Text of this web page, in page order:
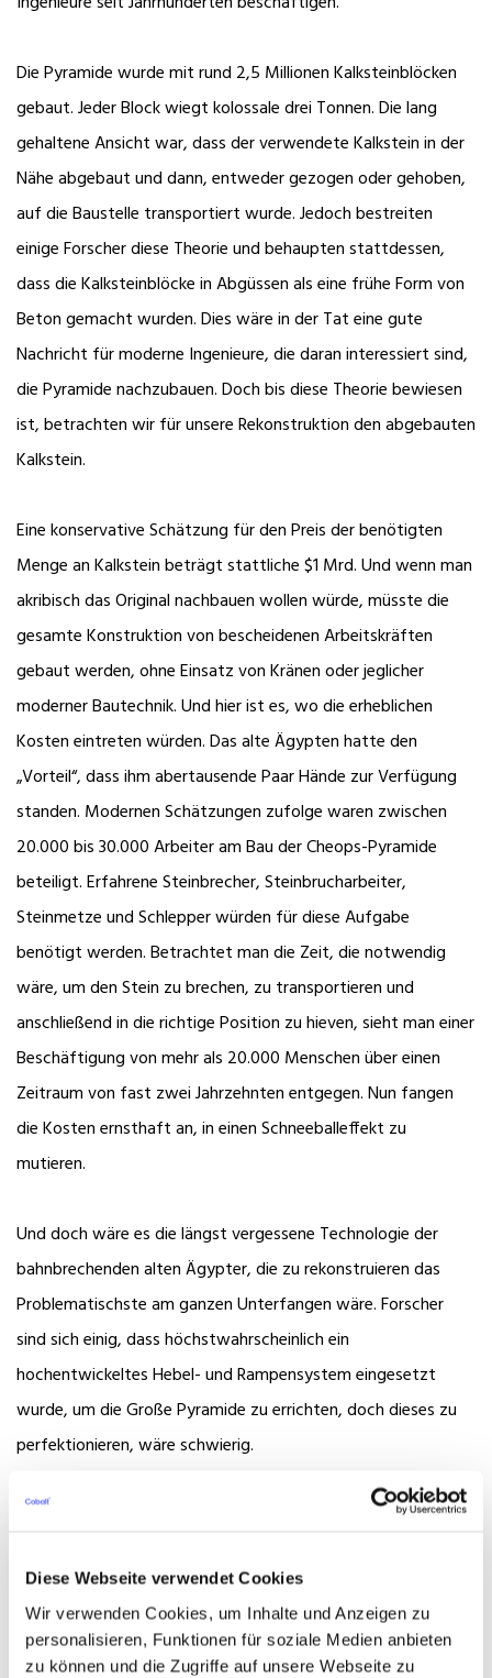
Diese Webseite verwendet Cookies
Wir verwenden Cookies, um Inhalte und Anzeigen zu
personalisieren, Funktionen für soziale Medien anbieten
zu können und die Zugriffe auf unsere Webseite zu
Die Pyramide wurde mit rund 2,5 Millionen Kalksteinblöcken
gebaut. Jeder Block wiegt kolossale drei Tonnen. Die lang
gehaltene Ansicht war, dass der verwendete Kalkstein in der
Nähe abgebaut und dann, entweder gezogen oder gehoben,
auf die Baustelle transportiert wurde. Jedoch bestreiten
einige Forscher diese Theorie und behaupten stattdessen,
dass die Kalksteinblöcke in Abgüssen als eine frühe Form von
Beton gemacht wurden. Dies wäre in der Tat eine gute
Nachricht für moderne Ingenieure, die daran interessiert sind,
die Pyramide nachzubauen. Doch bis diese Theorie bewiesen
ist, betrachten wir für unsere Rekonstruktion den abgebauten
Kalkstein.
Eine konservative Schätzung für den Preis der benötigten
Menge an Kalkstein beträgt stattliche $1 Mrd. Und wenn man
akribisch das Original nachbauen wollen würde, müsste die
gesamte Konstruktion von bescheidenen Arbeitskräften
gebaut werden, ohne Einsatz von Kränen oder jeglicher
moderner Bautechnik. Und hier ist es, wo die erheblichen
Kosten eintreten würden. Das alte Ägypten hatte den
„Vorteil“, dass ihm abertausende Paar Hände zur Verfügung
standen. Modernen Schätzungen zufolge waren zwischen
20.000 bis 30.000 Arbeiter am Bau der Cheops-Pyramide
beteiligt. Erfahrene Steinbrecher, Steinbrucharbeiter,
Steinmetze und Schlepper würden für diese Aufgabe
benötigt werden. Betrachtet man die Zeit, die notwendig
wäre, um den Stein zu brechen, zu transportieren und
anschließend in die richtige Position zu hieven, sieht man einer
Beschäftigung von mehr als 20.000 Menschen über einen
Zeitraum von fast zwei Jahrzehnten entgegen. Nun fangen
die Kosten ernsthaft an, in einen Schneeballeffekt zu
mutieren.
Und doch wäre es die längst vergessene Technologie der
bahnbrechenden alten Ägypter, die zu rekonstruieren das
Problematischste am ganzen Unterfangen wäre. Forscher
sind sich einig, dass höchstwahrscheinlich ein
hochentwickeltes Hebel- und Rampensystem eingesetzt
wurde, um die Große Pyramide zu errichten, doch dieses zu
perfektionieren, wäre schwierig.
Während weiterhin versucht wird, die vielen Geheimnisse der
noch nicht vollständig bekannt), können moderne Ingenieure
angesichts der Präzision ihrer Konstruktion und ihres
atemberaubenden Zeugnisses nur staunen. Aber bedenkt man